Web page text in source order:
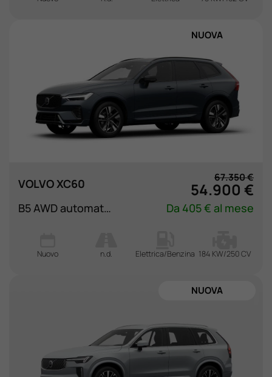
NUOVA
VOLVO XC60 67.350 €
54.900 €
B5 AWD automatico Plus Dark Da 405 € al mese
Nuovo n.d. Elettrica/Benzina 184 KW/250 CV
NUOVA